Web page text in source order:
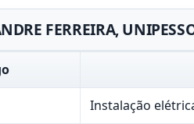
FERREIRA,
Instalação